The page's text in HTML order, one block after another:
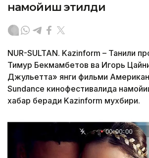
намойиш этилди
NUR-SULTAN. Kazinform – Таниқли
Тимур Бекмамбетов ва Игорь
Джульетта» янги фильми
Sundance кинофестивалида
хабар беради Kazinform мухбири.